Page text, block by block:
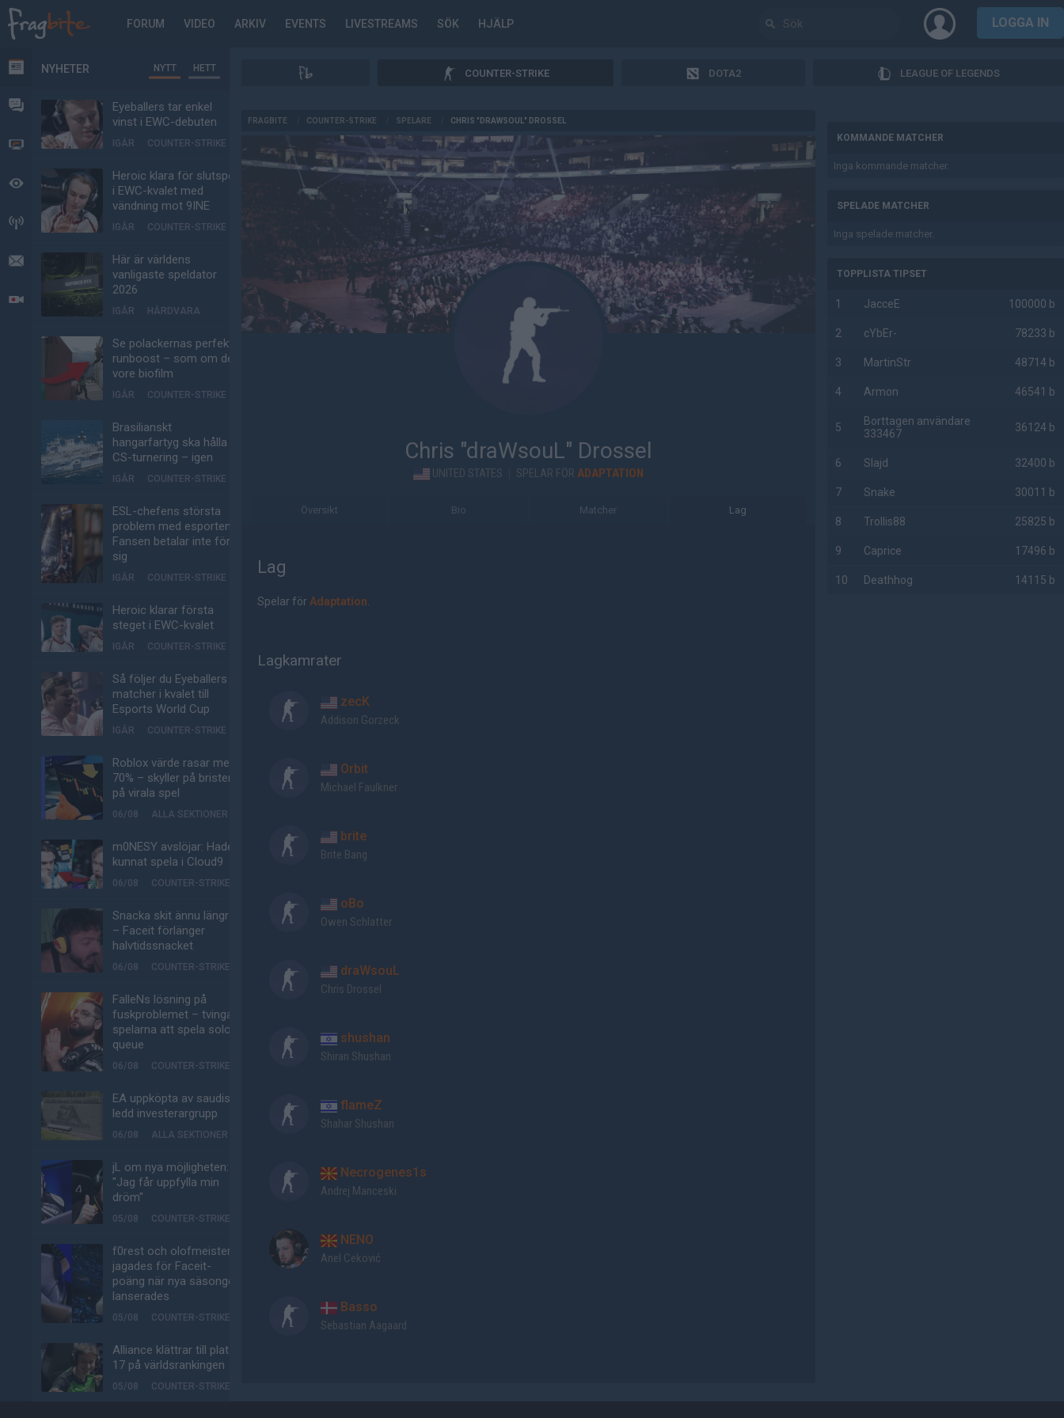
FORUM VIDEO ARKIV EVENTS LIVESTREAMS SÖK HJÄLP LOGGA IN
NYHETER
FORUM
VIDEO
BEVAKAT
HÄNDELSER
LIVESÄNDNINGAR
NYHETER NYTT HETT
Eyeballers tar enkel
vinst i EWC-debuten
IGÅR COUNTER-STRIKE
Heroic klara för slutspel
i EWC-kvalet med
vändning mot 9INE
IGÅR COUNTER-STRIKE
Här är världens
vanligaste speldator
2026
IGÅR HÅRDVARA
Se polackernas perfekta
runboost – som om det
vore biofilm
IGÅR COUNTER-STRIKE
Brasilianskt
hangarfartyg ska hålla
CS-turnering – igen
IGÅR COUNTER-STRIKE
ESL-chefens största
problem med esporten:
Fansen betalar inte för
sig
IGÅR COUNTER-STRIKE
Heroic klarar första
steget i EWC-kvalet
IGÅR COUNTER-STRIKE
Så följer du Eyeballers
matcher i kvalet till
Esports World Cup
IGÅR COUNTER-STRIKE
Roblox värde rasar med
70% – skyller på bristen
på virala spel
06/08 ALLA SEKTIONER
m0NESY avslöjar: Hade
kunnat spela i Cloud9
06/08 COUNTER-STRIKE
Snacka skit ännu längre
– Faceit förlänger
halvtidssnacket
06/08 COUNTER-STRIKE
FalleNs lösning på
fuskproblemet – tvinga
spelarna att spela solo-
queue
06/08 COUNTER-STRIKE
EA uppköpta av saudisk-
ledd investerargrupp
06/08 ALLA SEKTIONER
jL om nya möjligheten:
"Jag får uppfylla min
dröm"
05/08 COUNTER-STRIKE
f0rest och olofmeister
jagades för Faceit-
poäng när nya säsongen
lanserades
05/08 COUNTER-STRIKE
Alliance klättrar till plats
17 på världsrankingen
05/08 COUNTER-STRIKE
COUNTER-STRIKE DOTA2 LEAGUE OF LEGENDS
FRAGBITE COUNTER-STRIKE SPELARE CHRIS "DRAWSOUL" DROSSEL
Chris "draWsouL" Drossel
UNITED STATES SPELAR FÖRADAPTATION
Översikt Bio Matcher Lag
Lag
Spelar för Adaptation.
Lagkamrater
zecK
Addison Gorzeck
Orbit
Michael Faulkner
brite
Brite Bang
oBo
Owen Schlatter
draWsouL
Chris Drossel
shushan
Shiran Shushan
flameZ
Shahar Shushan
Necrogenes1s
Andrej Manceski
NENO
Anel Ceković
Basso
Sebastian Aagaard
KOMMANDE MATCHER
Inga kommande matcher.
SPELADE MATCHER
Inga spelade matcher.
TOPPLISTA TIPSET
1 JacceE 100000 b
2 cYbEr- 78233 b
3 MartinStr 48714 b
4 Armon 46541 b
5
Borttagen användare
333467
36124 b
6 Slajd 32400 b
7 Snake 30011 b
8 Trollis88 25825 b
9 Caprice 17496 b
10 Deathhog 14115 b